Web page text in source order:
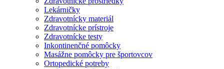
Lekárničky
Zdravotnícky materiál
Zdravotnícke prístroje
Zdravotnícke testy
Inkontinenčné pomôcky
Masážne pomôcky pre športovcov
Ortopedické potreby